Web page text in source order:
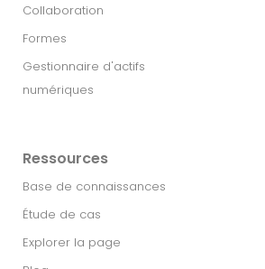
Collaboration
Formes
Gestionnaire d'actifs
numériques
Ressources
Base de connaissances
Étude de cas
Explorer la page